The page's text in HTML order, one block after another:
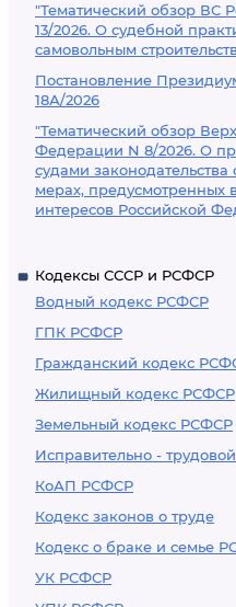
"Тематический обзор ВС
13/2026. О судебной
самовольным
Постановление
18А/2026
"Тематический обзор
Федерации N 8/2026. О
судами
мерах, предусмотренных
интересов Российской
Кодексы СССР и РСФСР
Водный кодекс РСФСР
ГПК РСФСР
Гражданский кодекс
Жилищный кодекс РСФСР
Земельный кодекс РСФСР
Исправительно -
КоАП РСФСР
Кодекс законов о труде
Кодекс о браке и семье
УК РСФСР